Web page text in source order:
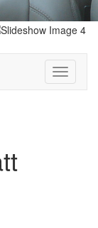
Toggle